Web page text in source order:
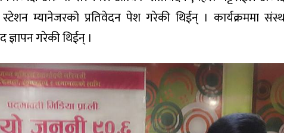
म्यानेजरको प्रतिवेदन पेश गरेकी थिईन् । कार्यक्रममा
गरेकी थिईन् ।